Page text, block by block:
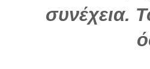
συνέχεια.